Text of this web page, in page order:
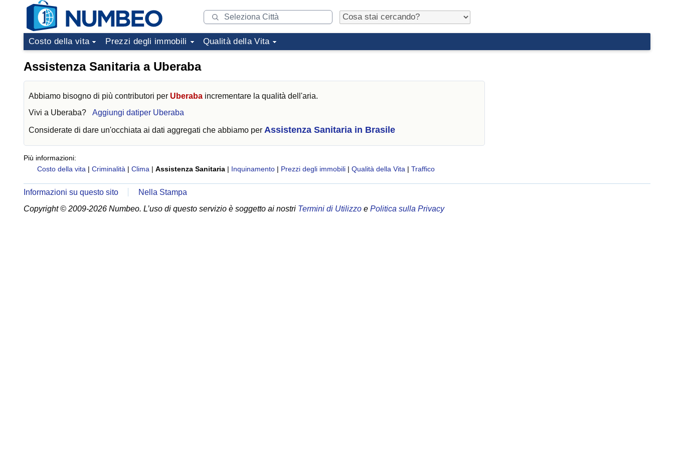
Costo della vita Prezzi degli immobili Qualità della Vita
Assistenza Sanitaria a Uberaba
Abbiamo bisogno di più contributori per Uberaba incrementare la qualità dell'aria.
Vivi a Uberaba? Aggiungi datiper Uberaba
Considerate di dare un'occhiata ai dati aggregati che abbiamo per Assistenza Sanitaria in Brasile
Più informazioni:
Costo della vita | Criminalità | Clima | Assistenza Sanitaria | Inquinamento | Prezzi degli immobili | Qualità della Vita | Traffico
Informazioni su questo sito
Nella Stampa
Copyright © 2009-2026 Numbeo. L’uso di questo servizio è soggetto ai nostri Termini di Utilizzo e Politica sulla Privacy